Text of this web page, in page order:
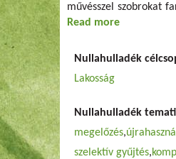
művésszel szobrokat
Read more about
Nullahulladék
Lakosság
Nullahulladék
megelőzés
szelektív gyűjtés